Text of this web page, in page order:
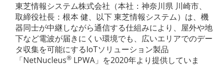
東芝情報システム株式会社（本社：神奈川県 川崎市、
取締役社長：根本 健、以下 東芝情報システム）は、機
器同士が中継しながら通信する仕組みにより、屋外や地
下など電波が届きにくい環境でも、広いエリアでのデー
タ収集を可能にするIoTソリューション製品
「NetNucleus® LPWA」を2020年より提供していま